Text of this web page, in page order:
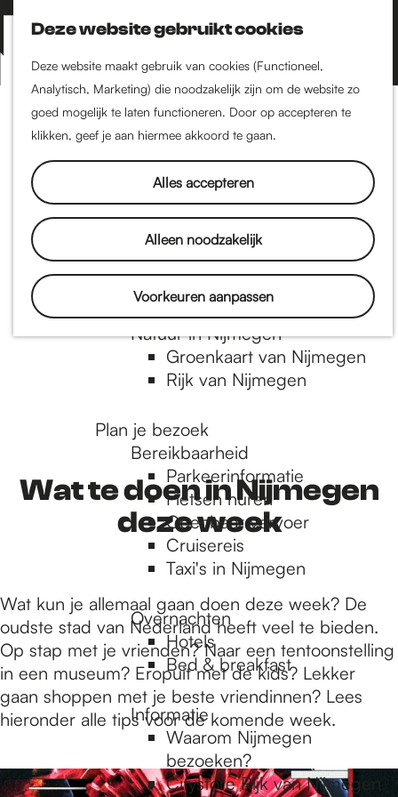
Deze website gebruikt cookies
Deze website maakt gebruik van cookies (Functioneel,
Analytisch, Marketing) die noodzakelijk zijn om de website zo
goed mogelijk te laten functioneren. Door op accepteren te
klikken, geef je aan hiermee akkoord te gaan.
Alles accepteren
Alleen noodzakelijk
Voorkeuren aanpassen
Z
o
e
k
e
K
a
a
r
t
M
e
n
Nijmegen-Nieuw-West
Dukenburg
Lindenholt
Historie
De oudste stad van
Nederland
Historische tijdlijn
Romeinse Limes
Vrede van Nijmegen
Penning
Natuur in Nijmegen
Groenkaart van Nijmegen
Rijk van Nijmegen
Plan je bezoek
Bereikbaarheid
Parkeerinformatie
Fietsen huren
Openbaar vervoer
Cruisereis
Taxi's in Nijmegen
Overnachten
Hotels
Bed & breakfast
Informatie
Waarom Nijmegen
bezoeken?
Citystore Rijk van Nijmegen
Wat te doen in Nijmegen
deze week
Wat kun je allemaal gaan doen deze week? De
oudste stad van Nederland heeft veel te bieden.
Op stap met je vrienden? Naar een tentoonstelling
in een museum? Eropuit met de kids? Lekker
gaan shoppen met je beste vriendinnen? Lees
hieronder alle tips voor de komende week.
3
6